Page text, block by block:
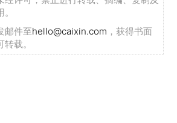
邮件至hello@caixin.com ，获得书面
载。